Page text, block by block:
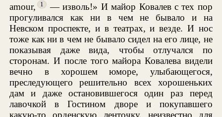
amour,
1
— изволь!» И майор Ковалев с тех пор
прогуливался как ни в чем не бывало и на
Невском проспекте, и в театрах, и везде. И нос
тоже как ни в чем не бывало сидел на его лице, не
показывая даже вида, чтобы отлучался по
сторонам. И после того майора Ковалева видели
вечно в хорошем юморе, улыбающегося,
преследующего решительно всех хорошеньких
дам и даже остановившегося один раз перед
лавочкой в Гостином дворе и покупавшего
какую-то орденскую ленточку, неизвестно для